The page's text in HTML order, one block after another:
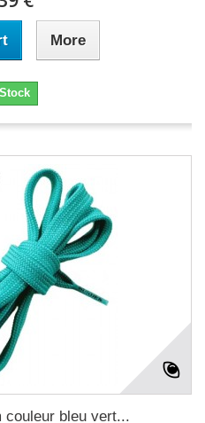
More
couleur bleu vert...